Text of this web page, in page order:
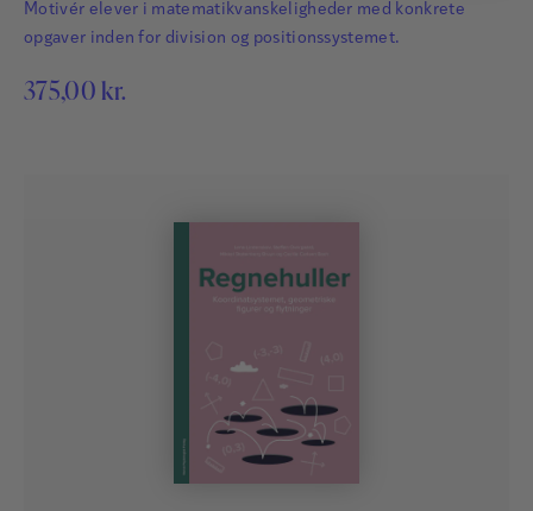
Motivér elever i matematikvanskeligheder med konkrete
opgaver inden for division og positionssystemet.
375,00 kr.